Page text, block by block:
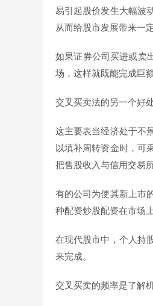
易引起股价发生大幅波
从而给股市发展带来一
如果证券公司买进或卖
场，这样就既能完成巨
交叉买卖法的另一个好
这主要表当经济处于不
以填补周转资金时，可
把售股收入与信用交易
有的公司为使其新上市
种配资炒股配资在市场上
在现代股市中，个人持
来完成。
交叉买卖的频率是了解